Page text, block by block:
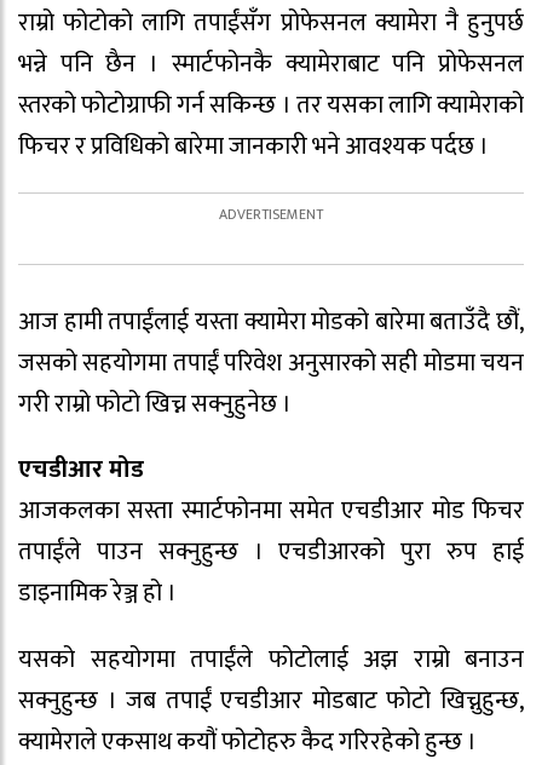
राम्रो फोटोको लागि तपाईंसँग प्रोफेसनल क्यामेरा नै हुनुपर्छ
भन्ने पनि छैन । स्मार्टफोनकै क्यामेराबाट पनि प्रोफेसनल
स्तरको फोटोग्राफी गर्न सकिन्छ । तर यसका लागि क्यामेराको
फिचर र प्रविधिको बारेमा जानकारी भने आवश्यक पर्दछ ।
आज हामी तपाईंलाई यस्ता क्यामेरा मोडको बारेमा बताउँदै छौं,
जसको सहयोगमा तपाईं परिवेश अनुसारको सही मोडमा चयन
गरी राम्रो फोटो खिच्न सक्नुहुनेछ ।
एचडीआर मोड
आजकलका सस्ता स्मार्टफोनमा समेत एचडीआर मोड फिचर
तपाईंले पाउन सक्नुहुन्छ । एचडीआरको पुरा रुप हाई
डाइनामिक रेञ्ज हो ।
यसको सहयोगमा तपाईंले फोटोलाई अझ राम्रो बनाउन
सक्नुहुन्छ । जब तपाईं एचडीआर मोडबाट फोटो खिच्नुहुन्छ,
क्यामेराले एकसाथ कयौं फोटोहरु कैद गरिरहेको हुन्छ ।